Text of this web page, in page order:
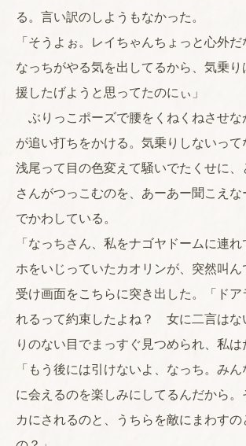
る。言い訳のしようもなかった。
「そうよぉ。レイちゃんちょっと心外だ
なっちがやる気を出してるから、気乗
援したげようと思ってたのにぃ」
ぶりっこポーズで腰をくねくねさせな
が追い打ちをかける。気乗りしないっ
浅尾って目の色変えて騒いでたくせに、
さんがつっこむのを、あーあー聞こえな
でかわしている。
「なっちさん、私をナゴヤドームに連
ホをいじっていたカオリンが、突然叫ん
受け画面をこちらに突き出した。「ドア
れるって約束したよね？ 女に二言はな
りのない目でまっすぐ見つめられ、私は
「もう後には引けないよ、なっち。み
に会えるのを楽しみにしてるんだから
カにされるのと、うちらを敵にまわす